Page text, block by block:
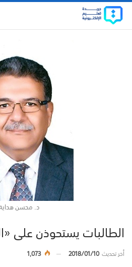
د. محسن
الطالبات يستحوذن على
أخر تحديث2018/01/10
1,073